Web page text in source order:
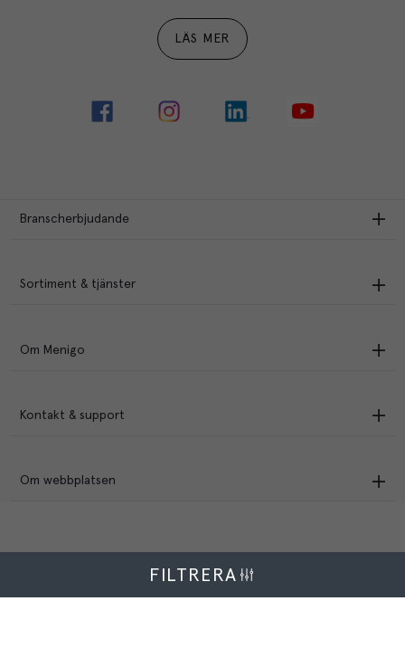
FILTRERA
LÄS MER
Branscherbjudande
Sortiment & tjänster
Om Menigo
Kontakt & support
Om webbplatsen
Menigo Foodservice AB